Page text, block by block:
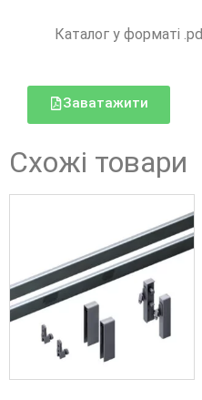
Каталог у форматі
Заватажити
Схожі товари